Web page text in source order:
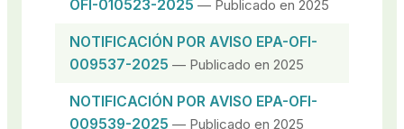
OFI-010523-2025 — Publicado en 2025
NOTIFICACIÓN POR AVISO EPA-OFI-
009537-2025 — Publicado en 2025
NOTIFICACIÓN POR AVISO EPA-OFI-
009539-2025 — Publicado en 2025